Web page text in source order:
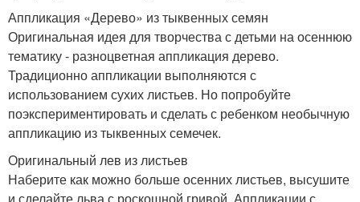
Аппликация «Дерево» из тыквенных семян
Оригинальная идея для творчества с детьми на осеннюю
тематику - разноцветная аппликация дерево.
Традиционно аппликации выполняются с
использованием сухих листьев. Но попробуйте
поэкспериментировать и сделать с ребенком необычную
аппликацию из тыквенных семечек.
Оригинальный лев из листьев
Наберите как можно больше осенних листьев, высушите
и сделайте льва с роскошной гривой. Аппликации с